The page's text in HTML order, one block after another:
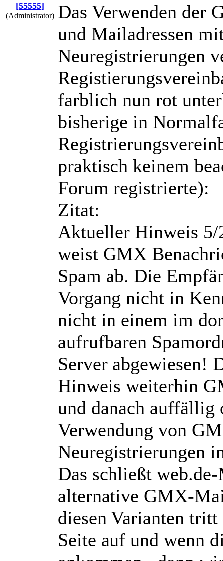
[55555]
(Administrator) Das Verwenden der
und Mailadressen
Neuregistrierungen
farblich nun rot
bisherige in
praktisch keinem
Forum registrierte):
Zitat:
Aktueller Hinweis 5/
weist GMX
Spam ab. Die
Vorgang nicht in
nicht in einem im
aufrufbaren
Server abgewiesen!
Hinweis weiterhin
und danach
Verwendung von
Neuregistrierungen
Das schließt
alternative GMX-
diesen Varianten
Seite auf und wenn